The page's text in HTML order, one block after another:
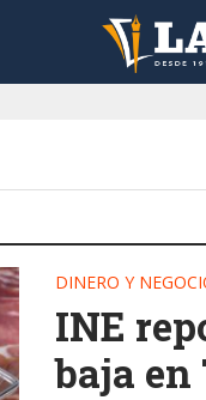
DINERO Y
INE
baja en